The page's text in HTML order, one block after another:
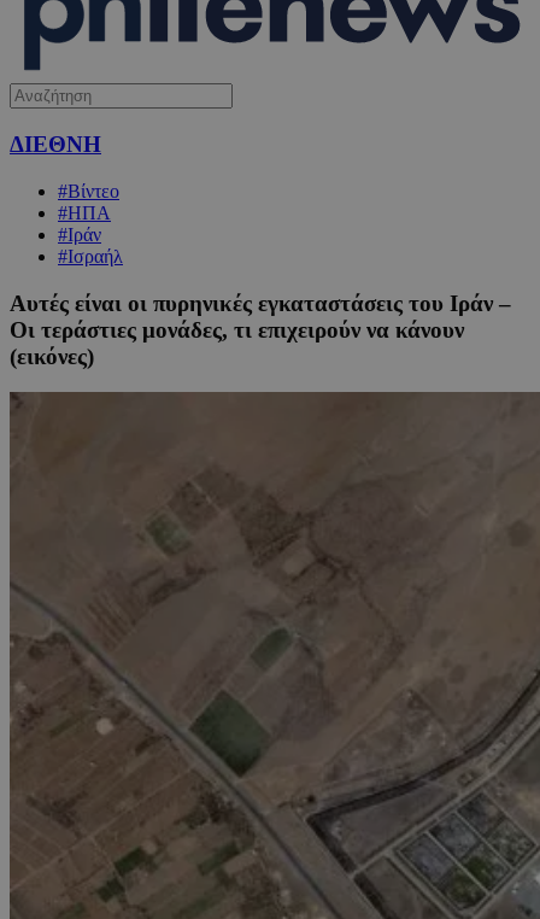
ΔΙΕΘΝΗ
#Βίντεο
#ΗΠΑ
#Ιράν
#Ισραήλ
Αυτές είναι οι πυρηνικές εγκαταστάσεις του Ιράν –
Οι τεράστιες μονάδες, τι επιχειρούν να κάνουν
(εικόνες)